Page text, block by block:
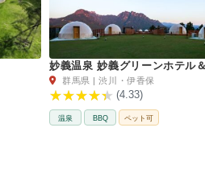
群馬県 | 渋川・伊香保
(4.33)
温泉 BBQ ペット可